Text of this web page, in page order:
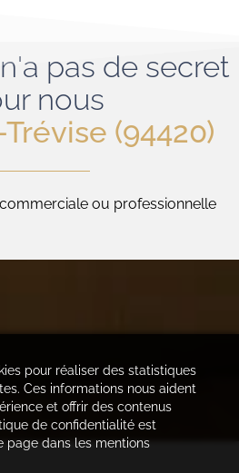
pas de secret
nous
(94420)
ou professionnelle
pour réaliser des statistiques
Ces informations nous aident
et offrir des contenus
de confidentialité est
page dans les mentions